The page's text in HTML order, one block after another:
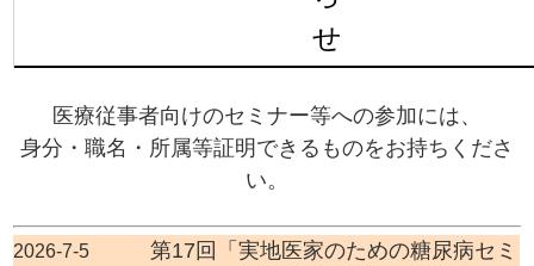
せ
医療従事者向けのセミナー等への参加には、
身分・職名・所属等証明できるものをお持ちくださ
い。
2026-7-5
第17回「実地医家のための糖尿病セミ